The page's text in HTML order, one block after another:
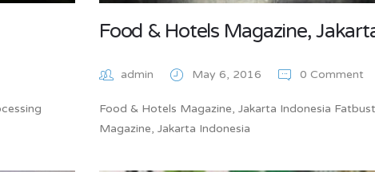
Food & Hotels Magazine,
admin May 6, 2016 0 Comment
Food & Hotels Magazine, Jakarta Indonesia
Magazine, Jakarta Indonesia